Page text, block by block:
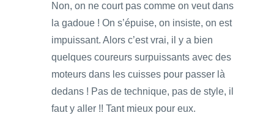
Non, on ne court pas comme on veut dans
la gadoue ! On s’épuise, on insiste, on est
impuissant. Alors c’est vrai, il y a bien
quelques coureurs surpuissants avec des
moteurs dans les cuisses pour passer là
dedans ! Pas de technique, pas de style, il
faut y aller !! Tant mieux pour eux.